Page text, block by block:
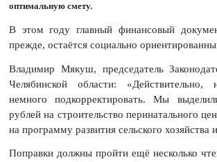
оптимальную смету.
В этом году главный финансовый
прежде, остаётся социально
Владимир Мякуш, председатель
Челябинской области:
немного подкорректировать. Мы
рублей на строительство перинатального
на программу развития сельского хозяйства
Поправки должны пройти ещё несколько